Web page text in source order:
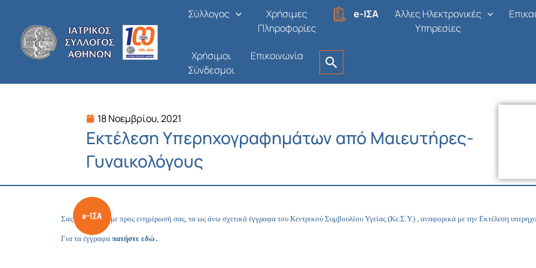
περιεχόμενο
Σύλλογος
Χρήσιμες
Πληροφορίες
e-ΙΣΑ
Άλλες Ηλεκτρονικές
Υπηρεσίες
Χρήσιμοι
Σύνδεσμοι
Επικοινωνία
18 Νοεμβρίου, 2021
Eκτέλεση Υπερηχογραφημάτων από Μαιευτήρες-
Γυναικολόγους
Σας διαβιβάζουμε προς ενημέρωσή σας, τα ως άνω σχετικά έγγραφα του Κεντρικού Συμβουλίου Υγείας (Κε.Σ.Υ.) , αναφορικά με την Εκτέλεση
Για τα έγγραφα πατήστε εδώ.